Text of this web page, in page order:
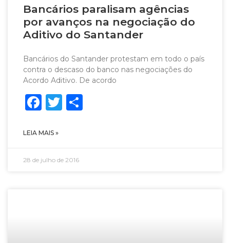
Bancários paralisam agências
por avanços na negociação do
Aditivo do Santander
Bancários do Santander protestam em todo o país
contra o descaso do banco nas negociações do
Acordo Aditivo. De acordo
Facebook
Twitter
LEIA MAIS »
28 de julho de 2016